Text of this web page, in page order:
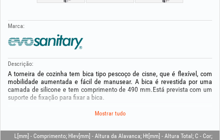
Marca:
Descrição:
A torneira de cozinha tem bica tipo pescoço de cisne, que é flexível, com
mobilidade aumentada e fácil de manusear. A bica é revestida por uma
camada de silicone e tem comprimento de 490 mm.Está prevista com um
suporte de fixação para fixar a bica.
A torneira é monocomando, com uma única alavanca para regular a
cerâmico de 35 mm e 2 mangueiras flexíveis de 350 mm.
Mostrar tudo
L[mm] - Comprimento; Hlev[mm] - Altura da Alavanca; Ht[mm] - Altura Total; C - Cor;